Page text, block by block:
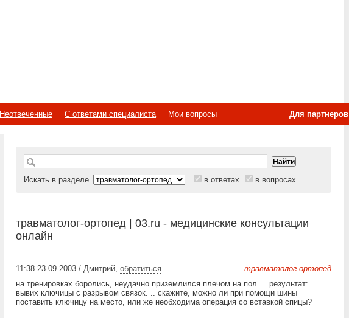
Для партнеров
Неотвеченные С ответами специалиста
Мои вопросы
Искать в разделе в ответах в вопросах
травматолог-ортопед | 03.ru - медицинские консультации
онлайн
травматолог-ортопед
11:38 23-09-2003 / Дмитрий, обратиться
на тренировках боролись, неудачно приземлился плечом на пол. .. результат:
вывих ключицы с разрывом связок. .. скажите, можно ли при помощи шины
поставить ключицу на место, или же необходима операция со вставкой спицы?